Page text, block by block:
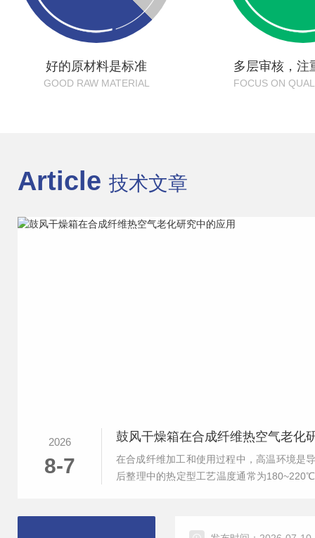
好的原材料是标准
GOOD RAW MATERIAL
多层审核，注
FOCUS ON
Article 技术文章
2026
8-7
鼓风干燥箱在合成纤维热空气老化
在合成纤维加工和使用过程中，高温环境是
后整理中的热定型工艺温度通常为